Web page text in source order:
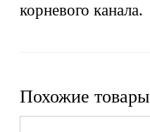
корневого канала.
Похожие товары